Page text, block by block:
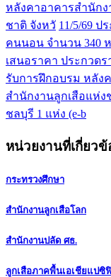
หลังคาอาคารสำนักง
ชาติ จังหวั 11/5/69
คนนอน จำนวน 340 ห
เสนอราคา ประกวด
รับการฝึกอบรม หลัง
สำนักงานลูกเสือแห่
ชลบุรี 1 แห่ง (e-b
หน่วยงานที่เกี่ยวข้
กระทรวงศึกษา
สำนักงานลูกเสือโลก
สำนักงานปลัด ศธ.
ลูกเสือภาคพื้นเอเชียแปซิ